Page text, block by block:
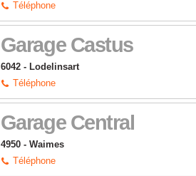
Téléphone
Garage Castus
6042 - Lodelinsart
Téléphone
Garage Central
4950 - Waimes
Téléphone